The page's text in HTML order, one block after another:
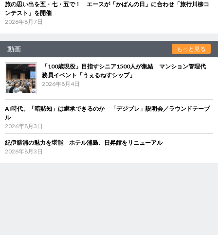
旅の思い出を五・七・五で！ エースが「かばんの日」に合わせ「旅行川柳コ
ンテスト」を開催
2026年8月7日
動画 もっと見る
「100歳現役」目指すシニア1500人が集結 マンション管理代
務員イベント「うぇるねすシップ」
2026年8月4日
AI時代、「暗黙知」は継承できるのか 「デジブレ」説明会／ラウンドテーブ
ル
2026年8月3日
紀伊勝浦の魅力を堪能 ホテル浦島、日昇館をリニューアル
2026年8月3日